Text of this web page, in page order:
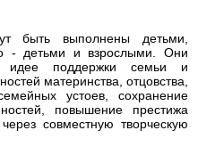
быть выполнены детьми,
- детьми и взрослыми. Они
идее поддержки семьи и
материнства, отцовства,
устоев, сохранение
повышение престижа
совместную творческую